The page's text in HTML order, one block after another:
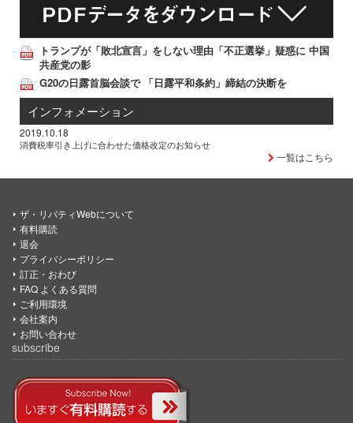
トランプが「敗北宣言」をしない理由「不正選挙」疑惑に 中国
共産党の影
G20の日露首脳会談で 「日露平和条約」締結の決断を
インフォメーション
2019.10.18
消費税率引き上げに合わせた価格改定のお知らせ
一覧はこちら
ザ・リバティWebについて
有料購読
退会
プライバシーポリシー
訂正・おわび
FAQ よくある質問
ご利用環境
会社案内
お問い合わせ
subscribe